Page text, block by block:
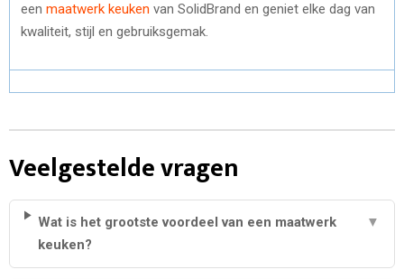
een maatwerk keuken van SolidBrand en geniet elke dag van
kwaliteit, stijl en gebruiksgemak.
Veelgestelde vragen
Wat is het grootste voordeel van een maatwerk
keuken?
▼